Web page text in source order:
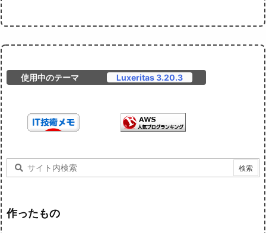
使用中のテーマ Luxeritas 3.20.3
作ったもの